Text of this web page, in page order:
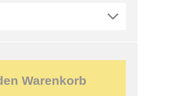
Warenkorb